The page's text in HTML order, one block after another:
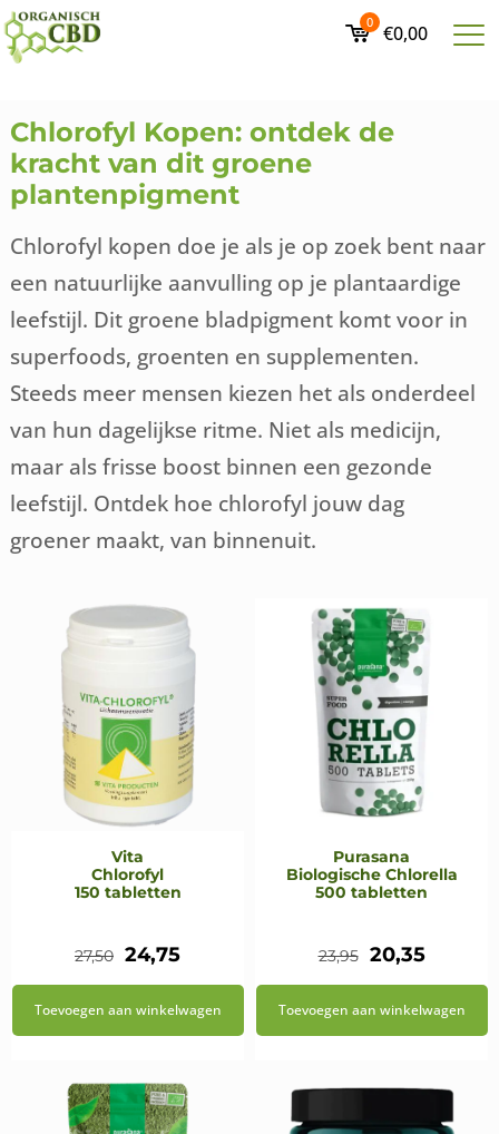
0 €0,00
Chlorofyl Kopen: ontdek de
kracht van dit groene
plantenpigment
Chlorofyl kopen doe je als je op zoek bent naar
een natuurlijke aanvulling op je plantaardige
leefstijl. Dit groene bladpigment komt voor in
superfoods, groenten en supplementen.
Steeds meer mensen kiezen het als onderdeel
van hun dagelijkse ritme. Niet als medicijn,
maar als frisse boost binnen een gezonde
leefstijl. Ontdek hoe chlorofyl jouw dag
groener maakt, van binnenuit.
Vita
Chlorofyl
150 tabletten
27,50 Oorspronkelijke
prijs
24,75Huidige
prijs
is:
Toevoegen aan winkelwagen
Purasana
Biologische Chlorella
500 tabletten
23,95
prijs
20,35
prijs
is:
Toevoegen aan winkelwagen